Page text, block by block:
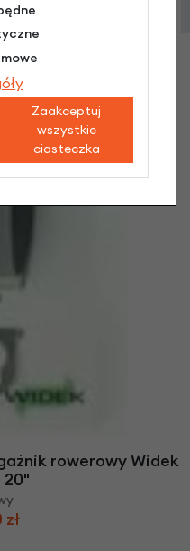
rowerowy Widek
Zaakceptuj
wszystkie
ciasteczka